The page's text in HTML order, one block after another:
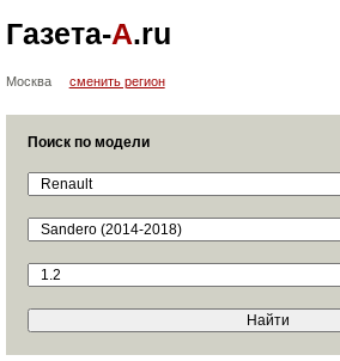
Газета-А.ru
Москва сменить регион
Поиск по модели